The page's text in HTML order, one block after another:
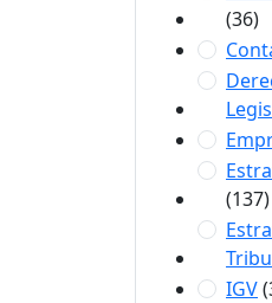
(36)
(137)
IGV